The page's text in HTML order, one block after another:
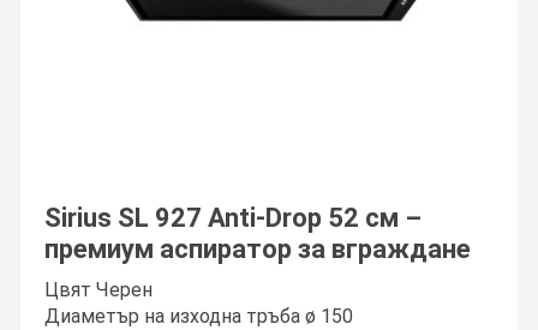
Sirius SL 927 Anti-Drop 52 см –
премиум аспиратор за вграждане
Цвят Черен
Диаметър на изходна тръба ø 150